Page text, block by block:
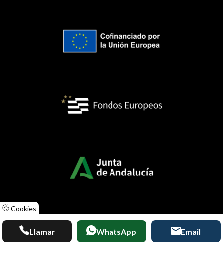
Cookies
Llamar WhatsApp Email